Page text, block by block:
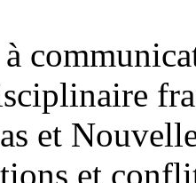
et
et